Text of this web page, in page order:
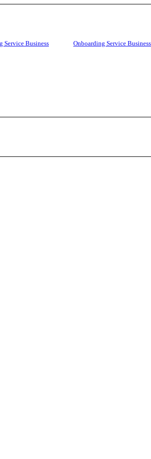
Service Business Onboarding Service